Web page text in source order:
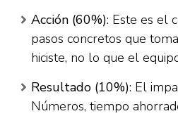
Acción (60%): Este es el
pasos concretos que
hiciste, no lo que el
Resultado (10%): El
Números, tiempo